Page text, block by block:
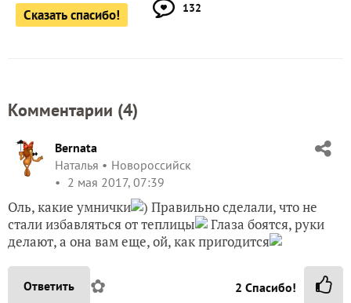
Сказать спасибо! 132
Комментарии (4)
Bernata
Наталья
Новороссийск
2 мая 2017, 07:39
Оль, какие умнички
) Правильно сделали, что не
стали избавляться от теплицы
Глаза боятся, руки
делают, а она вам еще, ой, как пригодится
Ответить ✿ 2 Спасибо!